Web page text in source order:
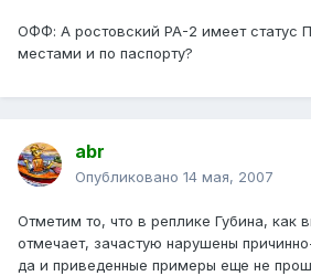
ОФФ: А ростовский РА-2 имеет статус
местами и по паспорту?
abr
Опубликовано 14 мая, 2007
Отметим то, что в реплике Губина, как
отмечает, зачастую нарушены
да и приведенные примеры еще не